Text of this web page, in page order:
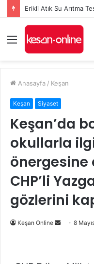
Menü
Anasayfa / Keşan
Keşan Siyaset
Keşan’da
okullarla
önergesine
CHP’li
gözlerini
Keşan Online
Bir
8